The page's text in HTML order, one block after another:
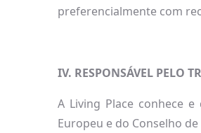
preferencialmente com
IV. RESPONSÁVEL PELO
A Living Place conhece
Europeu e do Conselho